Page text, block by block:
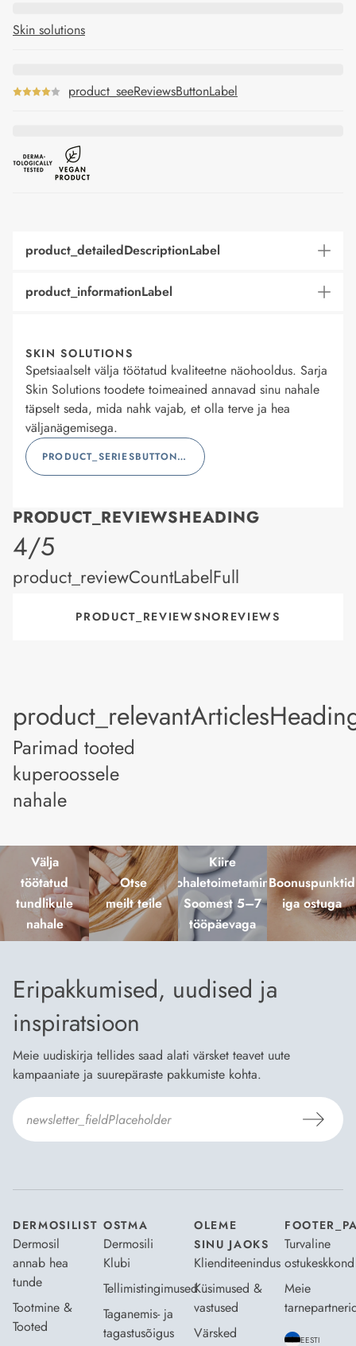
Skin solutions
product_seeReviewsButtonLabel
product_detailedDescriptionLabel
product_informationLabel
SKIN SOLUTIONS
Spetsiaalselt välja töötatud kvaliteetne näohooldus. Sarja
Skin Solutions toodete toimeained annavad sinu nahale
täpselt seda, mida nahk vajab, et olla terve ja hea
väljanägemisega.
PRODUCT_SERIESBUTTONLABEL
PRODUCT_REVIEWSHEADING
product_rating
4/5
product_reviewCountLabelFull
PRODUCT_REVIEWSNOREVIEWS
Parimad tooted
kuperoossele
nahale
Välja
töötatud
tundlikule
nahale
Otse
meilt teile
Kiire
kohaletoimetamine
Soomest 5–7
tööpäevaga
Boonuspunktid
iga ostuga
Eripakkumised, uudised ja
inspiratsioon
Meie uudiskirja tellides saad alati värsket teavet uute
kampaaniate ja suurepäraste pakkumiste kohta.
DERMOSILIST
Dermosil
annab hea
tunde
Tootmine &
Tooted
OSTMA
Dermosili
Klubi
Tellimistingimused
Taganemis- ja
tagastusõigus
OLEME
SINU JAOKS
Klienditeenindus
Küsimused &
vastused
Värsked
Turvaline
ostukeskkond
Meie
EESTI